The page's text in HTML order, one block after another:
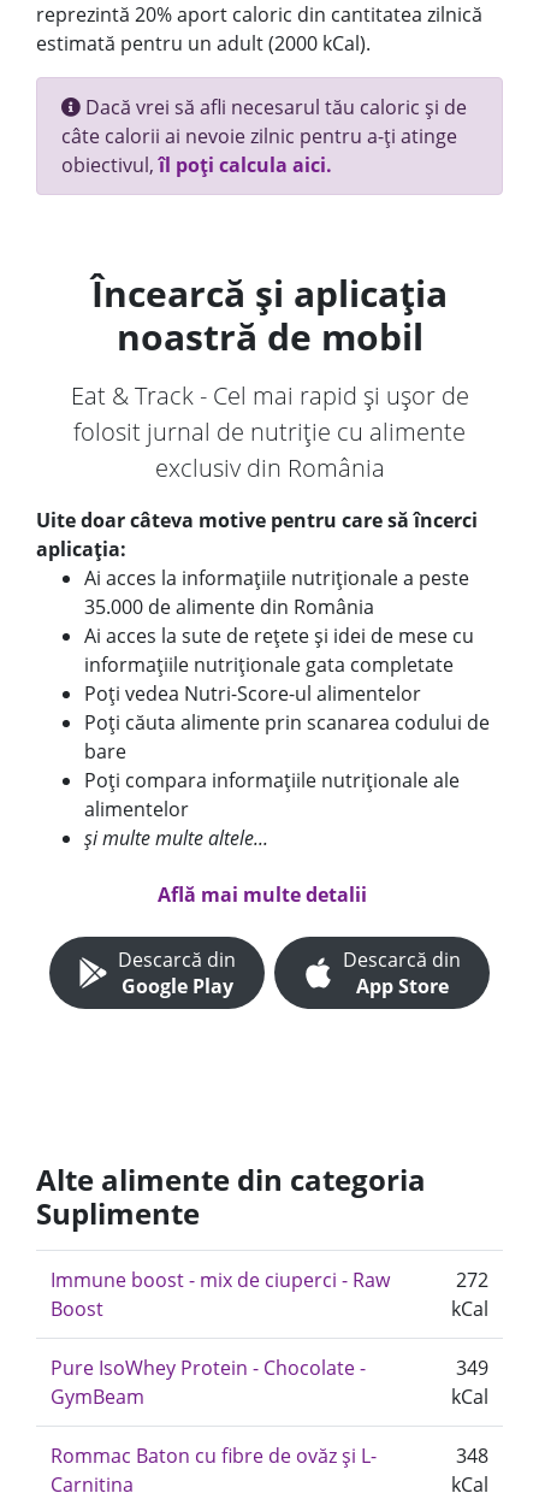
reprezintă 20% aport caloric din cantitatea zilnică
estimată pentru un adult (2000 kCal).
Dacă vrei să afli necesarul tău caloric și de
câte calorii ai nevoie zilnic pentru a-ți atinge
obiectivul,îl poți calcula aici.
Încearcă și aplicația
noastră de mobil
Eat & Track - Cel mai rapid și ușor de
folosit jurnal de nutriție cu alimente
exclusiv din România
Uite doar câteva motive pentru care să încerci
aplicația:
Ai acces la informațiile nutriționale a peste
35.000 de alimente din România
Ai acces la sute de rețete și idei de mese cu
informațiile nutriționale gata completate
Poți vedea Nutri-Score-ul alimentelor
Poți căuta alimente prin scanarea codului de
bare
Poți compara informațiile nutriționale ale
alimentelor
și multe multe altele...
Află mai multe detalii
Descarcă din
Google Play
Descarcă din
App Store
Alte alimente din categoria
Suplimente
Immune boost - mix de ciuperci - Raw
Boost
272
kCal
Pure IsoWhey Protein - Chocolate -
GymBeam
349
kCal
Rommac Baton cu fibre de ovăz și L-
Carnitina
348
kCal